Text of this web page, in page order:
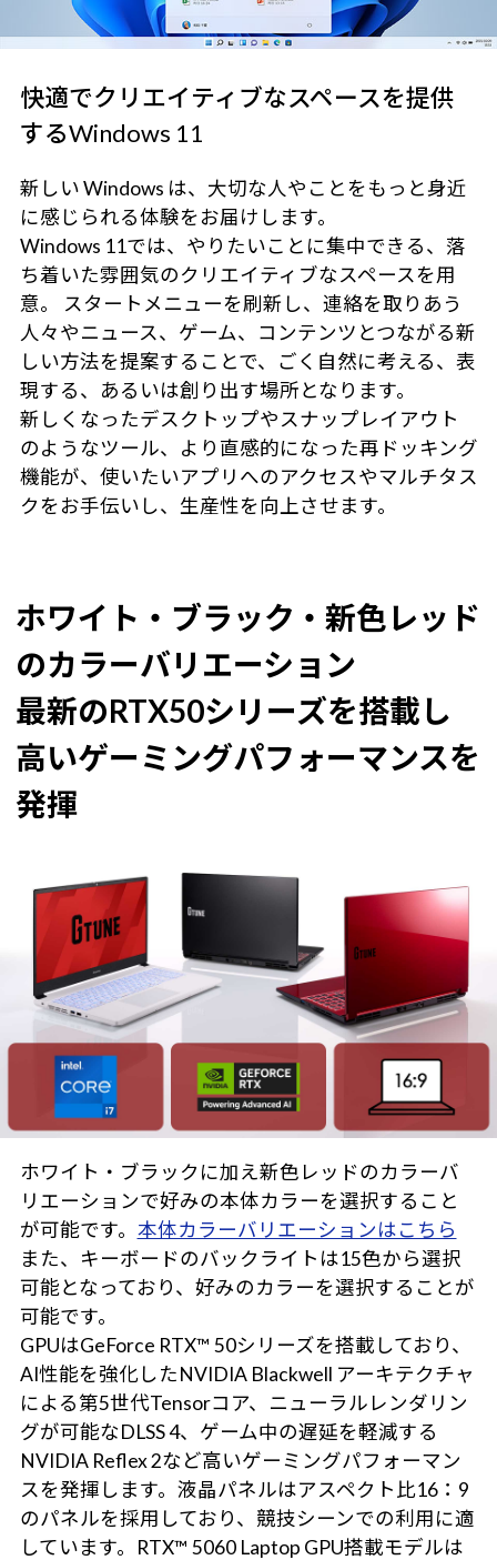
快適でクリエイティブなスペースを提供
するWindows 11
新しい Windows は、大切な人やことをもっと身近
に感じられる体験をお届けします。
Windows 11では、やりたいことに集中できる、落
ち着いた雰囲気のクリエイティブなスペースを用
意。 スタートメニューを刷新し、連絡を取りあう
人々やニュース、ゲーム、コンテンツとつながる新
しい方法を提案することで、ごく自然に考える、表
現する、あるいは創り出す場所となります。
新しくなったデスクトップやスナップレイアウト
のようなツール、より直感的になった再ドッキング
機能が、使いたいアプリへのアクセスやマルチタス
クをお手伝いし、生産性を向上させます。
ホワイト・ブラック・新色レッド
のカラーバリエーション
最新のRTX50シリーズを搭載し
高いゲーミングパフォーマンスを
発揮
ホワイト・ブラックに加え新色レッドのカラーバ
リエーションで好みの本体カラーを選択すること
が可能です。 本体カラーバリエーションはこちら
また、キーボードのバックライトは15色から選択
可能となっており、好みのカラーを選択することが
可能です。
GPUはGeForce RTX™ 50シリーズを搭載しており、
AI性能を強化したNVIDIA Blackwell アーキテクチャ
による第5世代Tensorコア、ニューラルレンダリン
グが可能なDLSS 4、ゲーム中の遅延を軽減する
NVIDIA Reflex 2など高いゲーミングパフォーマン
スを発揮します。液晶パネルはアスペクト比16：9
のパネルを採用しており、競技シーンでの利用に適
しています。RTX™ 5060 Laptop GPU搭載モデルは